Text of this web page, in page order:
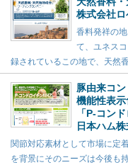
株式会社
香料発祥の
て、ユネス
録されているこの地で、天然
豚由来コ
機能性表
「P-コン
日本ハム
関節対応素材として市場に定
を背景にそのニーズは今後も